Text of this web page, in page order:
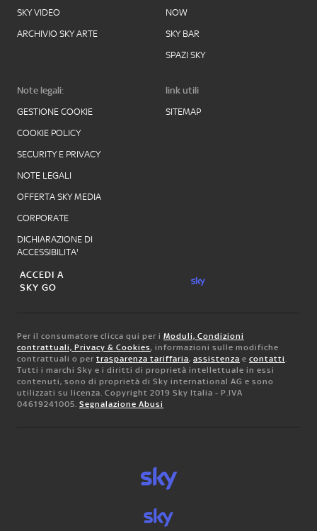
SKY VIDEO
ARCHIVIO SKY ARTE
NOW
SKY BAR
SPAZI SKY
Note legali:
GESTIONE COOKIE
COOKIE POLICY
SECURITY E PRIVACY
NOTE LEGALI
OFFERTA SKY MEDIA
CORPORATE
DICHIARAZIONE DI
ACCESSIBILITA'
link utili
SITEMAP
ACCEDI A
SKY GO
Per il consumatore clicca qui per i Moduli, Condizioni
contrattuali, Privacy & Cookies, informazioni sulle modifiche
contrattuali o per trasparenza tariffaria, assistenza e contatti.
Tutti i marchi Sky e i diritti di proprietà intellettuale in essi
contenuti, sono di proprietà di Sky international AG e sono
utilizzati su licenza. Copyright 2019 Sky Italia - P.IVA
04619241005. Segnalazione Abusi